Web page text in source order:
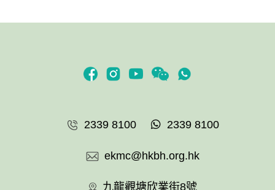
2339 8100 2339 8100
ekmc@hkbh.org.hk
九龍觀塘欣業街8號